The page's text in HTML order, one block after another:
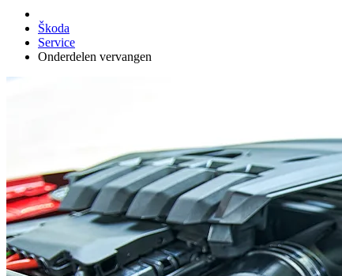
Škoda
Service
Onderdelen vervangen